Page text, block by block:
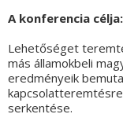
A konferencia célja:
Lehetőséget
más államokbeli
eredményeik
serkentése.